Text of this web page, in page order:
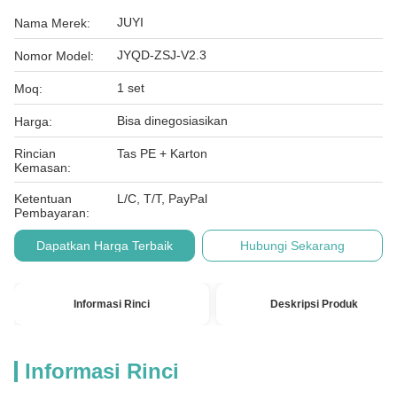
Nama Merek: JUYI
Nomor Model: JYQD-ZSJ-V2.3
Moq: 1 set
Harga: Bisa dinegosiasikan
Rincian
Kemasan:
Tas PE + Karton
Ketentuan
Pembayaran:
L/C, T/T, PayPal
Dapatkan Harga Terbaik Hubungi Sekarang
Informasi Rinci Deskripsi Produk
Informasi Rinci